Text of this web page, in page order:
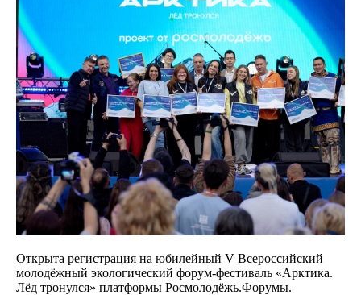
Открыта регистрация на юбилейный V Всероссийский
молодёжный экологический форум-фестиваль «Арктика.
Лёд тронулся» платформы Росмолодёжь.Форумы.